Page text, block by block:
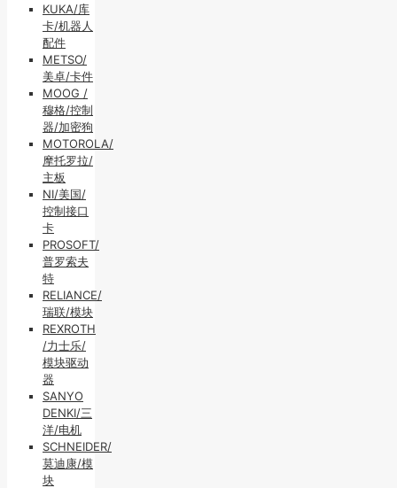
KUKA/库
卡/机器人
配件
METSO/
美卓/卡件
MOOG /
穆格/控制
器/加密狗
MOTOROLA/
摩托罗拉/
主板
NI/美国/
控制接口
卡
PROSOFT/
普罗索夫
特
RELIANCE/
瑞联/模块
REXROTH
/力士乐/
模块驱动
器
SANYO
DENKI/三
洋/电机
SCHNEIDER/
莫迪康/模
块